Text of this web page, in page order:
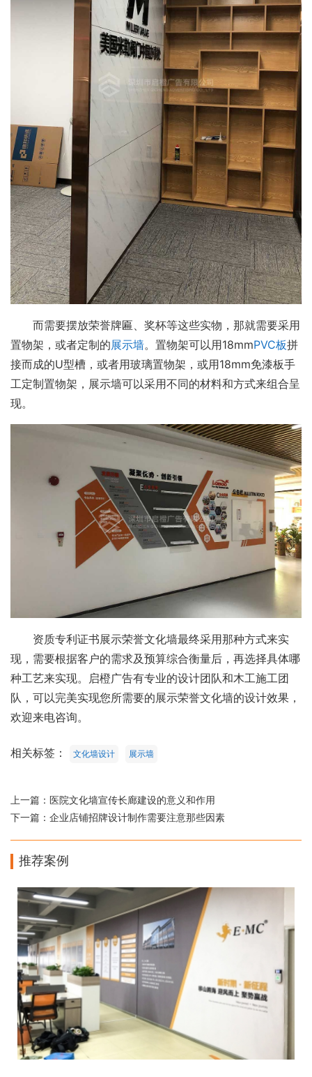
而需要摆放荣誉牌匾、奖杯等这些实物，那就需要采用
置物架，或者定制的展示墙。置物架可以用18mmPVC板拼
接而成的U型槽，或者用玻璃置物架，或用18mm免漆板手
工定制置物架，展示墙可以采用不同的材料和方式来组合呈
现。
资质专利证书展示荣誉文化墙最终采用那种方式来实
现，需要根据客户的需求及预算综合衡量后，再选择具体哪
种工艺来实现。启橙广告有专业的设计团队和木工施工团
队，可以完美实现您所需要的展示荣誉文化墙的设计效果，
欢迎来电咨询。
相关标签： 文化墙设计 展示墙
上一篇： 医院文化墙宣传长廊建设的意义和作用
下一篇： 企业店铺招牌设计制作需要注意那些因素
推荐案例